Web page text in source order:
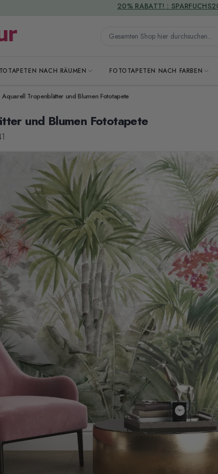
Gesamten Shop hier durchsuchen...
NACH RÄUMEN FOTOTAPETEN NACH FARBEN
VERSANDKOSTENFREI
Aquarell Tropenblätter und Blumen Fototapete
und Blumen Fototapete